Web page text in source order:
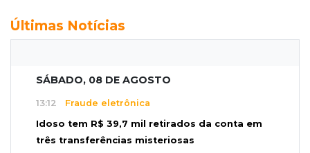
Últimas Notícias
SÁBADO, 08 DE AGOSTO
13:12 Fraude eletrônica
Idoso tem R$ 39,7 mil retirados da conta em
três transferências misteriosas